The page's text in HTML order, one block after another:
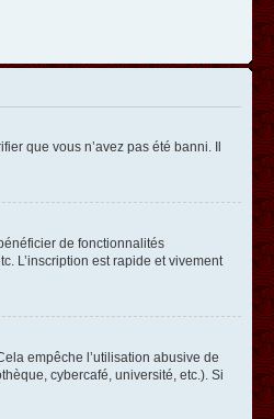
que vous n’avez pas été banni. Il
de fonctionnalités
L’inscription est rapide et vivement
empêche l’utilisation abusive de
cybercafé, université, etc.). Si